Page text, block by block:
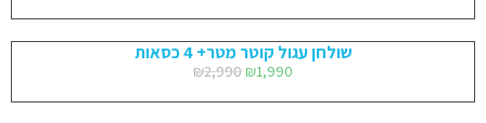
שולחן עגול קוטר מטר+ 4 כסאות
₪2,990 ₪1,990